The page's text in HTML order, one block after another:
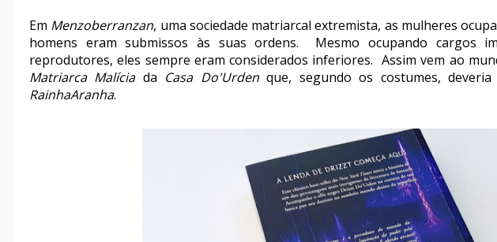
Em Menzoberranzan, uma sociedade matriarcal extremista, as mulheres
homens eram submissos às suas ordens. Mesmo ocupando cargos
reprodutores, eles sempre eram considerados inferiores. Assim vem ao
Matriarca Malícia da Casa Do'Urdenque, segundo os costumes,
RainhaAranha.